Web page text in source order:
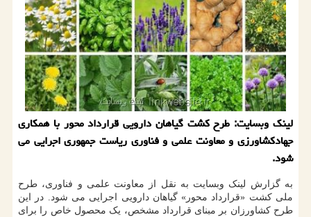
لینك وبسایت: طرح كشت گیاهان دارویی قرارداد محور با همكاری
جهادكشاورزی و معاونت علمی و فناوری ریاست جمهوری اجرایی می
شود.
به گزارش لینک وبسایت به نقل از معاونت علمی و فناوری، طرح
ملی کشت «قرارداد محور» گیاهان دارویی اجرایی می شود. در این
طرح کشاورزان بر مبنای قرارداد مشخص، یک محصول خاص را برای